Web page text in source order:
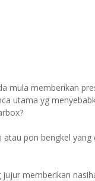
mula memberikan
utama yg
pon bengkel
memberikan